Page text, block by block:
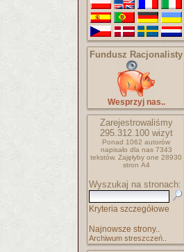
Fundusz Racjonalisty
Wesprzyj nas..
Zarejestrowaliśmy
295.312.100wizyt
Ponad 1062 autorów
napisało dla nas 7343
tekstów. Zajęłyby one 28930
stron A4
Wyszukaj na stronach:
Kryteria szczegółowe
Najnowsze strony..
Archiwum streszczeń..